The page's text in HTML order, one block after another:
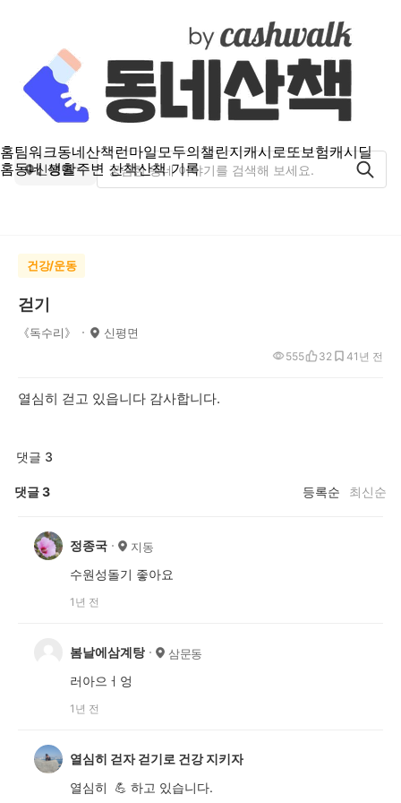
홈팀워크동네산책런마일모두의챌린지캐시로또보험캐시딜
홈동네 생활주변 산책산책 기록
신평면
건강/운동
걷기
《독수리》 신평면
1년 전
555 32 4
열심히 걷고 있읍니다 감사합니다.
댓글 3
댓글3 등록순 최신순
정종국 지동
수원성돌기 좋아요
1년 전
봄날에삼계탕 삼문동
러아으ㅓ엉
1년 전
열심히 걷자 걷기로 건강 지키자
열심히 💪 하고 있습니다.